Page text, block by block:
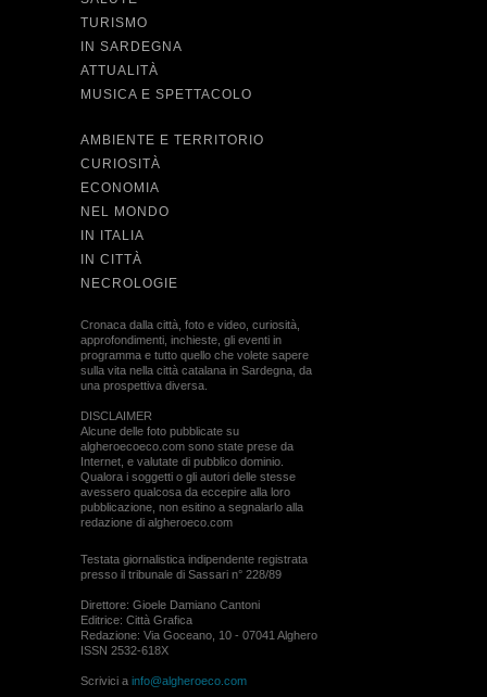
TURISMO
IN SARDEGNA
ATTUALITÀ
MUSICA E SPETTACOLO
AMBIENTE E TERRITORIO
CURIOSITÀ
ECONOMIA
NEL MONDO
IN ITALIA
IN CITTÀ
NECROLOGIE
Cronaca dalla città, foto e video, curiosità,
approfondimenti, inchieste, gli eventi in
programma e tutto quello che volete sapere
sulla vita nella città catalana in Sardegna, da
una prospettiva diversa.
DISCLAIMER
Alcune delle foto pubblicate su
algheroecoeco.com sono state prese da
Internet, e valutate di pubblico dominio.
Qualora i soggetti o gli autori delle stesse
avessero qualcosa da eccepire alla loro
pubblicazione, non esitino a segnalarlo alla
redazione di algheroeco.com
Testata giornalistica indipendente registrata
presso il tribunale di Sassari n° 228/89
Direttore: Gioele Damiano Cantoni
Editrice: Città Grafica
Redazione: Via Goceano, 10 - 07041 Alghero
ISSN 2532-618X
Scrivici a info@algheroeco.com